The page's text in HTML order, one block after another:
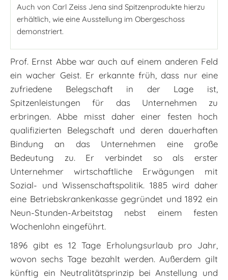
Auch von Carl Zeiss Jena sind Spitzenprodukte hierzu
erhältlich, wie eine Ausstellung im Obergeschoss
demonstriert.
Prof. Ernst Abbe war auch auf einem anderen Feld
ein wacher Geist. Er erkannte früh, dass nur eine
zufriedene Belegschaft in der Lage ist,
Spitzenleistungen für das Unternehmen zu
erbringen. Abbe misst daher einer festen hoch
qualifizierten Belegschaft und deren dauerhaften
Bindung an das Unternehmen eine große
Bedeutung zu. Er verbindet so als erster
Unternehmer wirtschaftliche Erwägungen mit
Sozial- und Wissenschaftspolitik. 1885 wird daher
eine Betriebskrankenkasse gegründet und 1892 ein
Neun-Stunden-Arbeitstag nebst einem festen
Wochenlohn eingeführt.
1896 gibt es 12 Tage Erholungsurlaub pro Jahr,
wovon sechs Tage bezahlt werden. Außerdem gilt
künftig ein Neutralitätsprinzip bei Anstellung und